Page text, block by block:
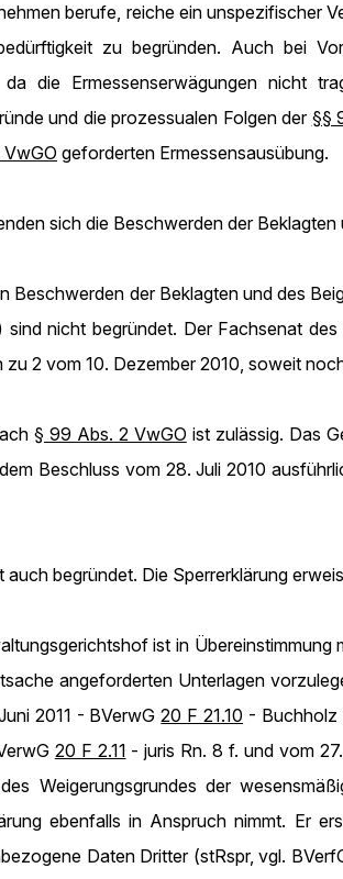
berufe, reiche ein unspezifischer
zu begründen. Auch bei
da die Ermessenserwägungen nicht
und die prozessualen Folgen der §§
VwGO geforderten Ermessensausübung.
sich die Beschwerden der
Beschwerden der Beklagten und des
nicht begründet. Der Fachsenat
zu 2 vom 10. Dezember 2010, soweit
§ 99 Abs. 2 VwGO ist zulässig. Das
Beschluss vom 28. Juli 2010
auch begründet. Die Sperrerklärung
ist in
angeforderten Unterlagen
2011 - BVerwG20 F 21.10 - Buchholz
20 F 2.11 - juris Rn. 8 f. und vom
Weigerungsgrundes der
ebenfalls in Anspruch nimmt. Er
Daten Dritter (stRspr, vgl.